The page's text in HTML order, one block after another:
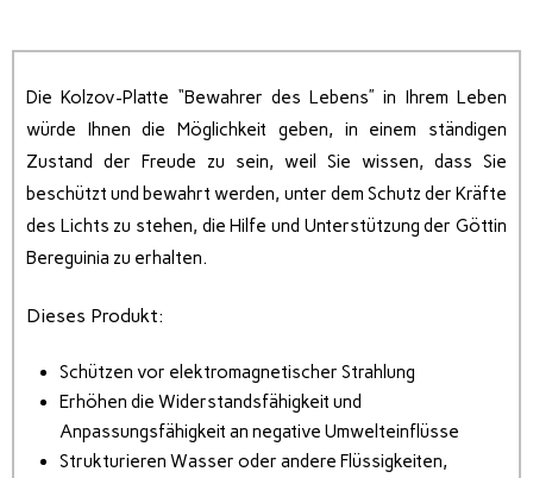
Die Kolzov-Platte “Bewahrer des Lebens” in Ihrem Leben
würde Ihnen die Möglichkeit geben, in einem ständigen
Zustand der Freude zu sein, weil Sie wissen, dass Sie
beschützt und bewahrt werden, unter dem Schutz der Kräfte
des Lichts zu stehen, die Hilfe und Unterstützung der Göttin
Bereguinia zu erhalten.
Dieses Produkt:
Schützen vor elektromagnetischer Strahlung
Erhöhen die Widerstandsfähigkeit und
Anpassungsfähigkeit an negative Umwelteinflüsse
Strukturieren Wasser oder andere Flüssigkeiten,